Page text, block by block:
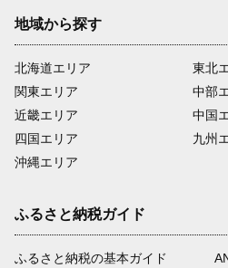
地域から探す
北海道エリア
関東エリア
近畿エリア
四国エリア
沖縄エリア
東北
中部
中国
九州
ふるさと納税ガイド
ふるさと納税の基本ガイド